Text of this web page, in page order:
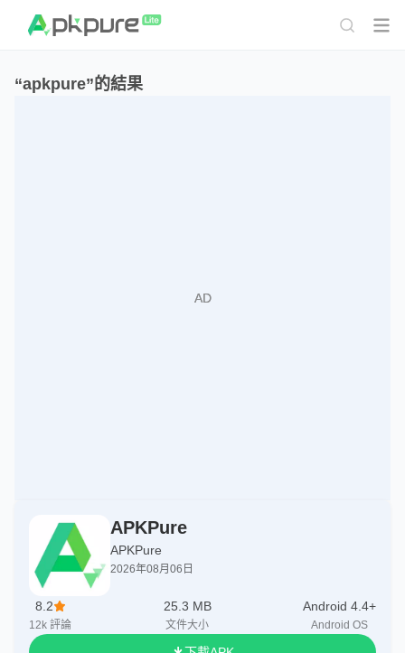
“apkpure”的結果
APKPure
APKPure
2026年08月06日
8.2
12k 評論
25.3 MB
文件大小
Android 4.4+
Android OS